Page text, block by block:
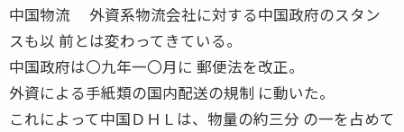
中国物流 外資系物流会社に対する中国政府のスタン
スも以 前とは変わってきている。
中国政府は〇九年一〇月に 郵便法を改正。
外資による手紙類の国内配送の規制 に動いた。
これによって中国ＤＨＬは、物量の約三分 の一を占めて